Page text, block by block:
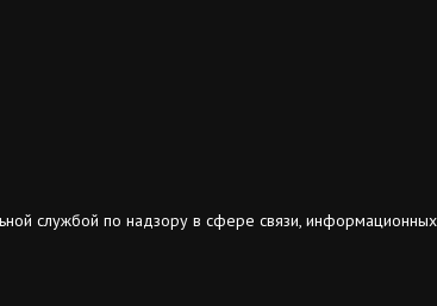
службой по надзору в сфере связи, информационных